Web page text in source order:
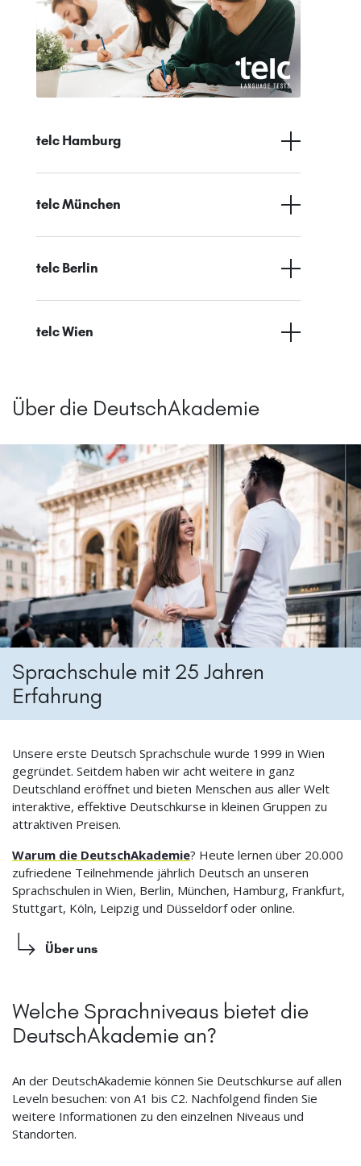
telc Hamburg
telc München
telc Berlin
telc Wien
Über die DeutschAkademie
Sprachschule mit 25 Jahren
Erfahrung
Unsere erste Deutsch Sprachschule wurde 1999 in Wien
gegründet. Seitdem haben wir acht weitere in ganz
Deutschland eröffnet und bieten Menschen aus aller Welt
interaktive, effektive Deutschkurse in kleinen Gruppen zu
attraktiven Preisen.
Warum die DeutschAkademie? Heute lernen über 20.000
zufriedene Teilnehmende jährlich Deutsch an unseren
Sprachschulen in Wien, Berlin, München, Hamburg, Frankfurt,
Stuttgart, Köln, Leipzig und Düsseldorf oder online.
Über uns
Welche Sprachniveaus bietet die
DeutschAkademie an?
An der DeutschAkademie können Sie Deutschkurse auf allen
Leveln besuchen: von A1 bis C2. Nachfolgend finden Sie
weitere Informationen zu den einzelnen Niveaus und
Standorten.